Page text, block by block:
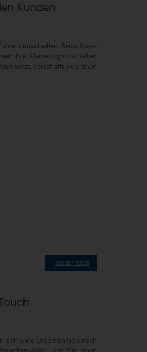
Kunden
individuellen Bedürfnisse
ihre Marketingbotschaften
setzt, verschafft sich einen
Weiterlesen
sich viele Unternehmen noch